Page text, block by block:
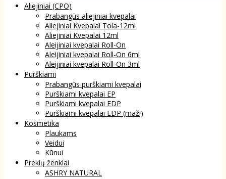
Aliejiniai (CPO)
Prabangūs aliejiniai kvepalai
Aliejiniai Kvepalai Tola-12ml
Aliejiniai Kvepalai 12ml
Aleijiniai kvepalai Roll-On
Aleijiniai kvepalai Roll-On 6ml
Aleijiniai kvepalai Roll-On 3ml
Purškiami
Prabangūs purškiami kvepalai
Purškiami kvepalai EP
Purškiami kvepalai EDP
Purškiami kvepalai EDP (maži)
Kosmetika
Plaukams
Veidui
Kūnui
Prekių ženklai
ASHRY NATURAL